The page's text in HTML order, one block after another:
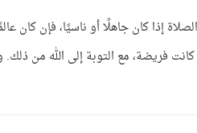
إذا كان جاهلًا أو ناسيًا، فإن كان
فريضة، مع التوبة إلى الله من